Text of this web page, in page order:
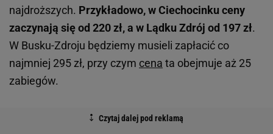
najdroższych. Przykładowo, w Ciechocinku ceny
zaczynają się od 220 zł, a w Lądku Zdrój od 197 zł.
W Busku-Zdroju będziemy musieli zapłacić co
najmniej 295 zł, przy czym cena ta obejmuje aż 25
zabiegów.